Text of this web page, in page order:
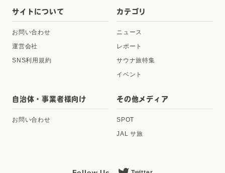
サイトについて
お問い合わせ
運営会社
SNS利用規約
カテゴリ
ニュース
レポート
サウナ旅特集
イベント
自治体・事業者様向け
お問い合わせ
その他メディア
SPOT
JAL サ旅